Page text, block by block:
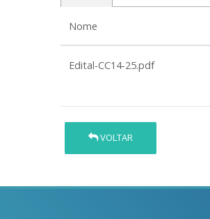
Nome
Edital-CC14-25.pdf
VOLTAR